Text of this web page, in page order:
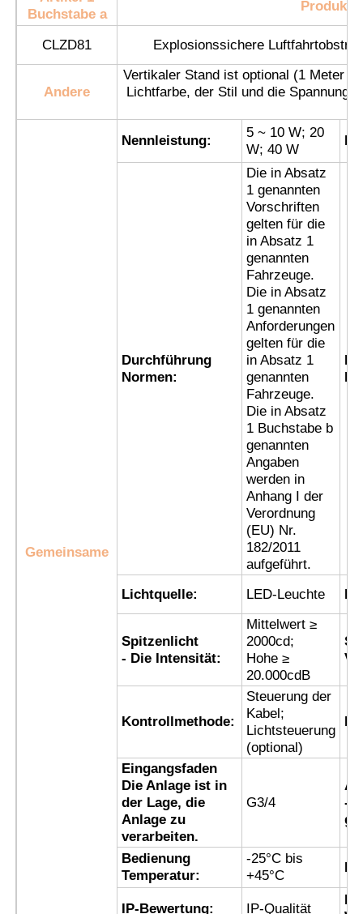
Explosionsgeschützte Box
Explosionsgeschützter Schalter
explosionssicherer Stecker und Sockel
Buchstabe a
CLZD81 Explosionssichere
Andere
Vertikaler Stand ist optional (1 Meter
Lichtfarbe, der Stil und die Spannung
Gemeinsame
Nennleistung:
5 ~ 10 W; 20
W; 40 W
Durchführung
Normen:
Die in Absatz
1 genannten
Vorschriften
gelten für die
in Absatz 1
genannten
Fahrzeuge.
Die in Absatz
1 genannten
Anforderungen
gelten für die
in Absatz 1
genannten
Fahrzeuge.
Die in Absatz
1 Buchstabe b
genannten
Angaben
werden in
Anhang I der
Verordnung
(EU) Nr.
182/2011
aufgeführt.
Lichtquelle: LED-Leuchte
Spitzenlicht
- Die Intensität:
Mittelwert ≥
2000cd;
Hohe ≥
20.000cdB
Kontrollmethode:
Steuerung der
Kabel;
Lichtsteuerung
(optional)
Eingangsfaden
Die Anlage ist in
der Lage, die
Anlage zu
verarbeiten.
G3/4
-
Bedienung
Temperatur:
-25°C bis
+45°C
IP-Bewertung: IP-Qualität